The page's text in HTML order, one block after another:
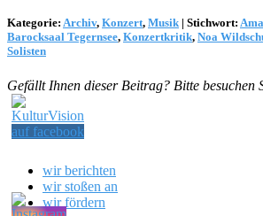
Kategorie: Archiv, Konzert, Musik | Stichwort:
Barocksaal Tegernsee, Konzertkritik, Noa
Solisten
Gefällt Ihnen dieser Beitrag? Bitte besuchen
wir berichten
wir stoßen an
wir fördern